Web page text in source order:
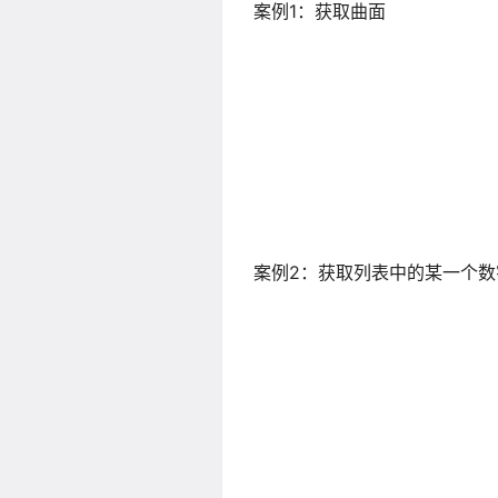
案例1：获取曲面
案例2：获取列表中的某一个